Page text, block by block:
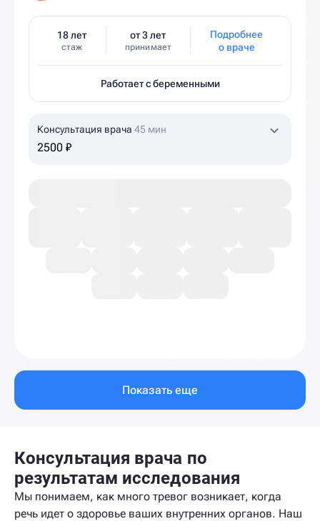
18 лет
стаж
от 3 лет
принимает
Подробнее
о враче
Работает с беременными
Консультация врача 45 мин
2500 ₽
Показать еще
Консультация врача по
результатам исследования
Мы понимаем, как много тревог возникает, когда
речь идет о здоровье ваших внутренних органов. Наш